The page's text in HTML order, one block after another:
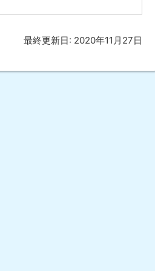
最終更新日: 2020年11月27日